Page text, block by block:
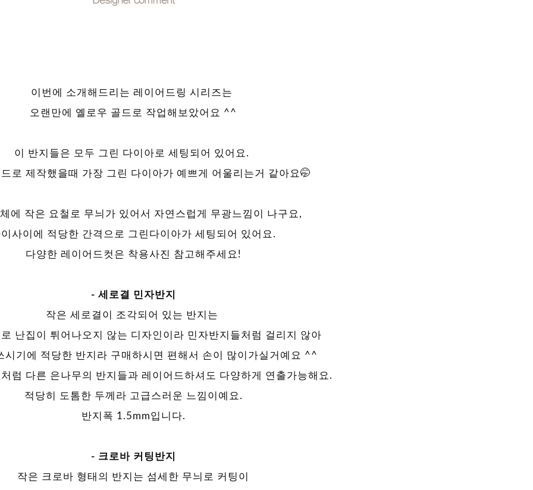
이번에 소개해드리는 레이어드링 시리즈는
오랜만에 옐로우 골드로 작업해보았어요 ^^
이 반지들은 모두 그린 다이아로 세팅되어 있어요.
로 제작했을때 가장 그린 다이아가 예쁘게 어울리는거 같아요🤭
에 작은 요철로 무늬가 있어서 자연스럽게 무광느낌이 나구요,
사이에 적당한 간격으로 그린다이아가 세팅되어 있어요.
다양한 레이어드컷은 착용사진 참고해주세요!
- 세로결 민자반지
작은 세로결이 조각되어 있는 반지는
난집이 튀어나오지 않는 디자인이라 민자반지들처럼 걸리지 않아
시기에 적당한 반지라 구매하시면 편해서 손이 많이가실거예요 ^^
럼 다른 은나무의 반지들과 레이어드하셔도 다양하게 연출가능해요.
적당히 도톰한 두께라 고급스러운 느낌이예요.
반지폭 1.5mm입니다.
- 크로바 커팅반지
작은 크로바 형태의 반지는 섬세한 무늬로 커팅이